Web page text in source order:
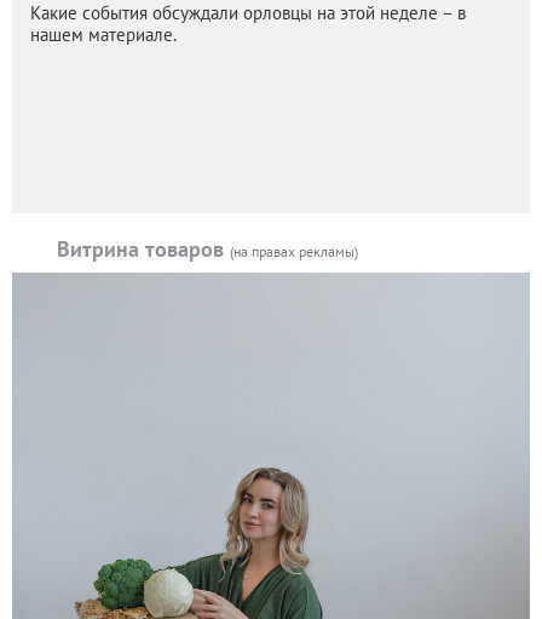
Какие события обсуждали орловцы на этой неделе – в
нашем материале.
Витрина товаров (на правах рекламы)